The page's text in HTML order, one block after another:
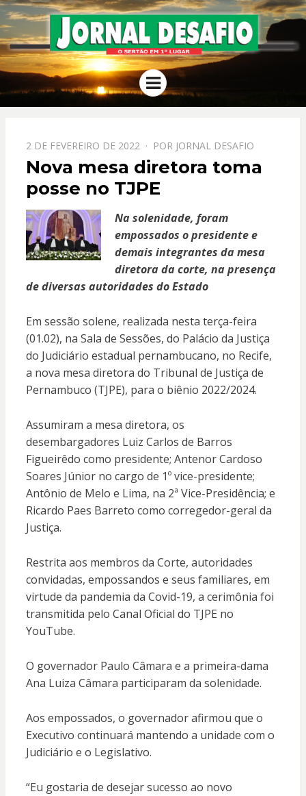
JORNAL
DESAFIO
O Sertão em 1º Lugar
Menu
PPOSTADO
EM
2 DE FEVEREIRO DE 2022 POR JORNAL DESAFIO
Nova mesa diretora toma
posse no TJPE
Na solenidade, foram
empossados o presidente e
demais integrantes da mesa
diretora da corte, na presença
de diversas autoridades do Estado
Em sessão solene, realizada nesta terça-feira
(01.02), na Sala de Sessões, do Palácio da Justiça
do Judiciário estadual pernambucano, no Recife,
a nova mesa diretora do Tribunal de Justiça de
Pernambuco (TJPE), para o biênio 2022/2024.
Assumiram a mesa diretora, os
desembargadores Luiz Carlos de Barros
Figueirêdo como presidente; Antenor Cardoso
Soares Júnior no cargo de 1º vice-presidente;
Antônio de Melo e Lima, na 2ª Vice-Presidência; e
Ricardo Paes Barreto como corregedor-geral da
Justiça.
Restrita aos membros da Corte, autoridades
convidadas, empossandos e seus familiares, em
virtude da pandemia da Covid-19, a cerimônia foi
transmitida pelo Canal Oficial do TJPE no
YouTube.
O governador Paulo Câmara e a primeira-dama
Ana Luiza Câmara participaram da solenidade.
Aos empossados, o governador afirmou que o
Executivo continuará mantendo a unidade com o
Judiciário e o Legislativo.
“Eu gostaria de desejar sucesso ao novo